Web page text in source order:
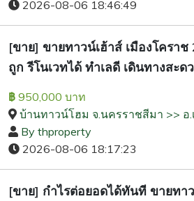
2026-08-06 18:46:49
[ขาย] ขายทาวน์เฮ้าส์ เมืองโคราช
ถูก รีโนเวทได้ ทำเลดี เดินทางสะด
฿ 950,000 บาท
บ้านทาวน์โฮม จ.นครราชสีมา >> อ
By thproperty
2026-08-06 18:17:23
[ขาย] กำไรต่อยอดได้ทันที ขายทา